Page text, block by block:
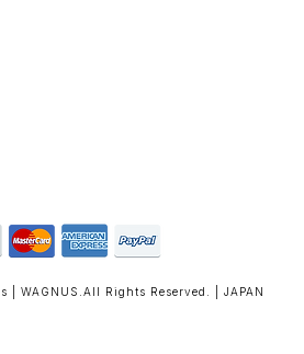
WAGNUS.All Rights Reserved. | JAPAN